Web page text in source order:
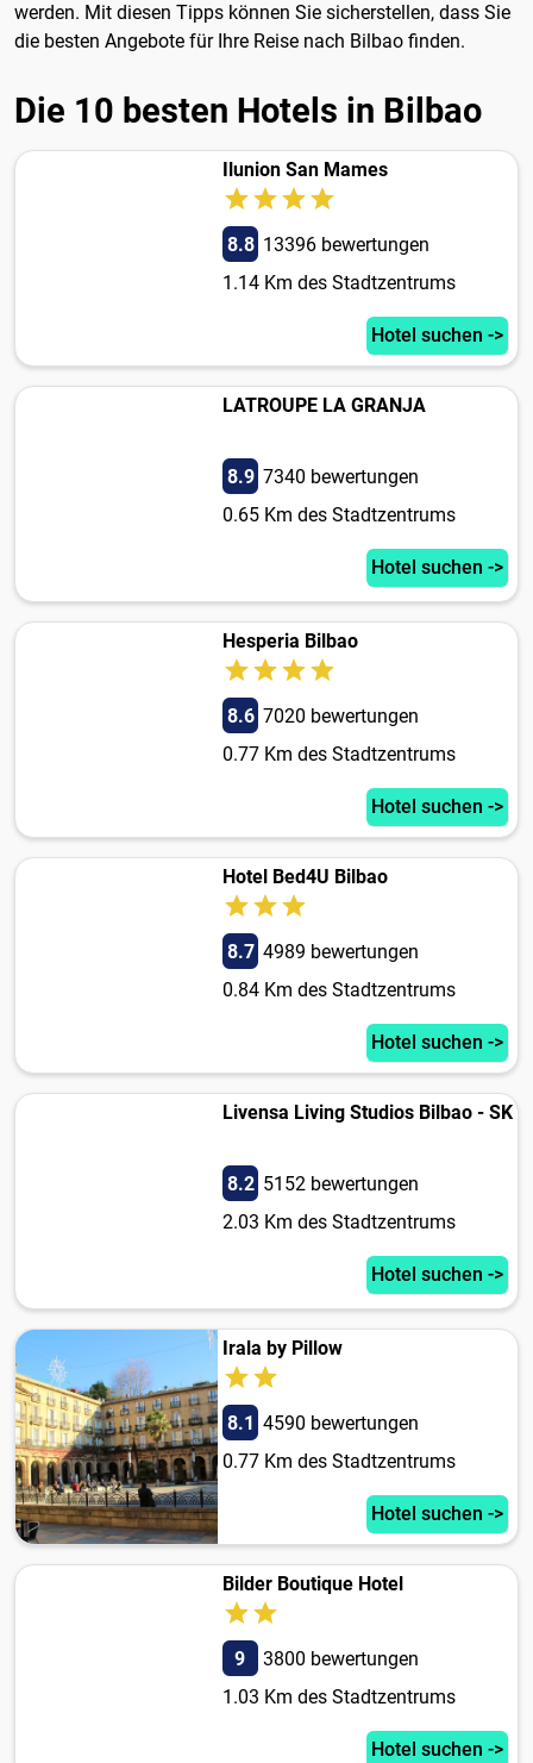
werden. Mit diesen Tipps können Sie sicherstellen, dass Sie
die besten Angebote für Ihre Reise nach Bilbao finden.
Die 10 besten Hotels in Bilbao
Ilunion San Mames
8.8 13396 bewertungen
1.14 Km des Stadtzentrums
Hotel suchen ->
LATROUPE LA GRANJA
8.9 7340 bewertungen
0.65 Km des Stadtzentrums
Hotel suchen ->
Hesperia Bilbao
8.6 7020 bewertungen
0.77 Km des Stadtzentrums
Hotel suchen ->
Hotel Bed4U Bilbao
8.7 4989 bewertungen
0.84 Km des Stadtzentrums
Hotel suchen ->
Livensa Living Studios Bilbao - SK
8.2 5152 bewertungen
2.03 Km des Stadtzentrums
Hotel suchen ->
Irala by Pillow
8.1 4590 bewertungen
0.77 Km des Stadtzentrums
Hotel suchen ->
Bilder Boutique Hotel
9
3800 bewertungen
1.03 Km des Stadtzentrums
Hotel suchen ->